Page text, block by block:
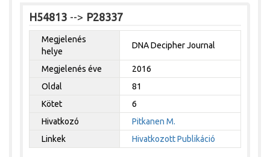
H54813 --> P28337
Megjelenés
helye
DNA Decipher Journal
Megjelenés éve
2016
Oldal
81
Kötet
6
Hivatkozó
Pitkanen M.
Linkek
Hivatkozott Publikáció